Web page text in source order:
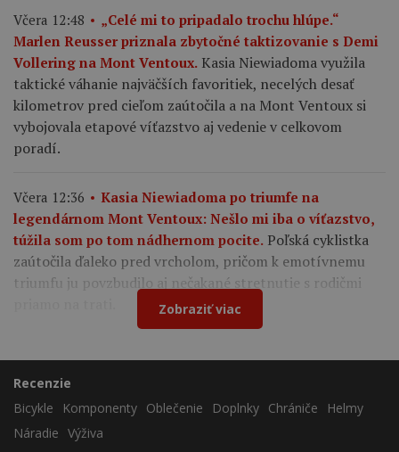
Včera 12:48
„Celé mi to pripadalo trochu hlúpe.“
Marlen Reusser priznala zbytočné taktizovanie s Demi
Vollering na Mont Ventoux. Kasia Niewiadoma využila
taktické váhanie najväčších favoritiek, necelých desať
kilometrov pred cieľom zaútočila a na Mont Ventoux si
vybojovala etapové víťazstvo aj vedenie v celkovom
poradí.
Včera 12:36
Kasia Niewiadoma po triumfe na
legendárnom Mont Ventoux: Nešlo mi iba o víťazstvo,
túžila som po tom nádhernom pocite. Poľská cyklistka
zaútočila ďaleko pred vrcholom, pričom k emotívnemu
triumfu ju povzbudilo aj nečakané stretnutie s rodičmi
Zobraziť viac
Recenzie
Bicykle
Komponenty Oblečenie Doplnky Chrániče
Helmy
Náradie Výživa